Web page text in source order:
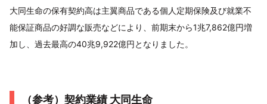
大同生命の保有契約高は主翼商品である個人定期保険及び就業不
能保証商品の好調な販売などにより、前期末から1兆7,862億円増
加し、過去最高の40兆9,922億円となりました。
（参考）契約業績 大同生命